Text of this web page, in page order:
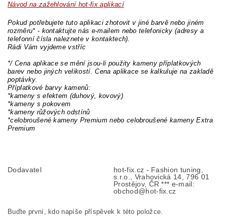
Návod na zažehlování hot-fix aplikací
Pokud potřebujete tuto aplikaci zhotovit v jiné barvě nebo jiném
rozměru* - kontaktujte nás e-mailem nebo telefonicky (adresy a
telefonní čísla naleznete v kontaktech).
Rádi Vám vyjdeme vstříc
*/ Cena aplikace se mění jsou-li použity kameny příplatkových
barev nebo jiných velikostí. Cena aplikace se kalkuluje na zakladě
poptávky.
Příplatkové barvy kamenů:
*kameny s efektem (duhový, kovový)
*kameny s pokovem
*kameny růžových odstínů
*celobroušené kameny Premium nebo celobroušené kameny Extra
Premium
Dodavatel
hot-fix.cz - Fashion tuning,
s.r.o., Vrahovická 14, 796 01
Prostějov, ČR *** e-mail:
obchod@hot-fix.cz
Buďte první, kdo napíše příspěvek k této položce.